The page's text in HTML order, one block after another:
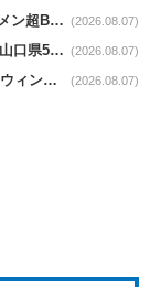
セブンｰイレブンnews｜ブタメンの麺約4倍｢ブタメン超BIG｣8/11から限定発売 (2026.08.07)
ハローズnews｜8/6｢ハローズ西岐波店｣オープン/山口県5店舗目 (2026.08.07)
しまむらnews｜しまむらパークで｢アベイル ハロウィンじゅんびフェア｣開催 (2026.08.07)